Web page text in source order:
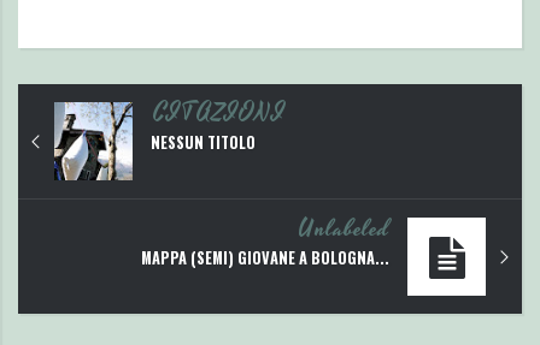
CITAZIONI
NESSUN TITOLO
Unlabeled
MAPPA (SEMI) GIOVANE A BOLOGNA...